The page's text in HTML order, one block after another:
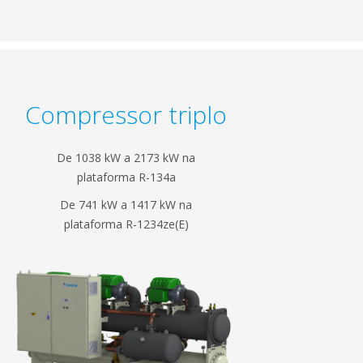
Compressor triplo
De 1038 kW a 2173 kW na
plataforma R-134a
De 741 kW a 1417 kW na
plataforma R-1234ze(E)